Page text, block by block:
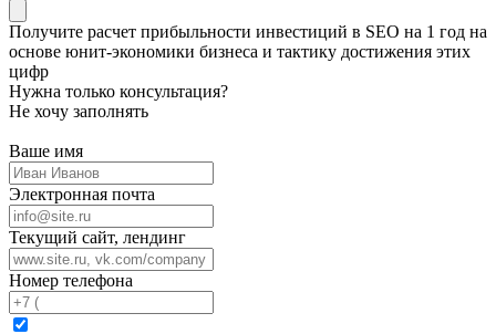
Получите расчет прибыльности инвестиций в SEO на 1 год на
основе юнит-экономики бизнеса и тактику достижения этих
цифр
Нужна только консультация?
Не хочу заполнять
Ваше имя
Электронная почта
Текущий сайт, лендинг
Номер телефона